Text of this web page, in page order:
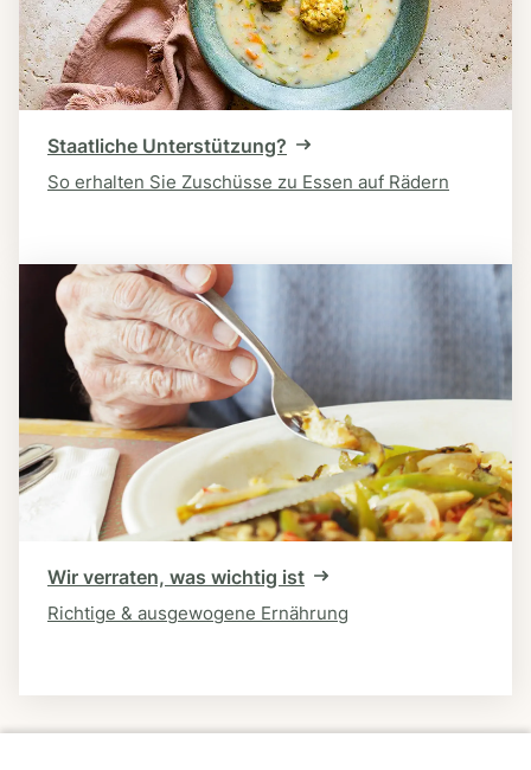
Staatliche Unterstützung?
So erhalten Sie Zuschüsse zu Essen auf Rädern
Wir verraten, was wichtig ist
Richtige & ausgewogene Ernährung